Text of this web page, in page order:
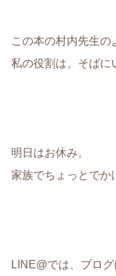
この本の村内先生の
私の役割は、そばに
明日はお休み。
家族でちょっとでか
LINE@では、ブロ